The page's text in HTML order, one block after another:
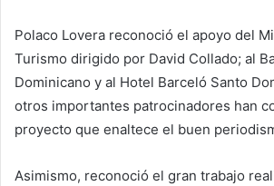
Polaco Lovera reconoció el apoyo del
Turismo dirigido por David Collado; al
Dominicano y al Hotel Barceló Santo
otros importantes patrocinadores han
proyecto que enaltece el buen
Asimismo, reconoció el gran trabajo